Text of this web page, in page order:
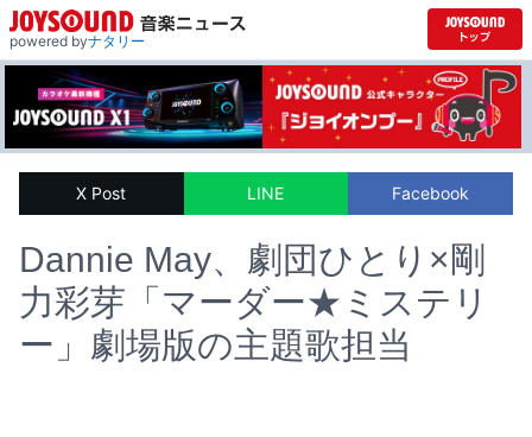
powered byナタリー
X Post LINE Facebook
Dannie May、劇団ひとり×剛
力彩芽「マーダー★ミステリ
ー」劇場版の主題歌担当